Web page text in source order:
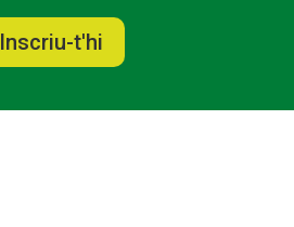
Inscriu-t'hi